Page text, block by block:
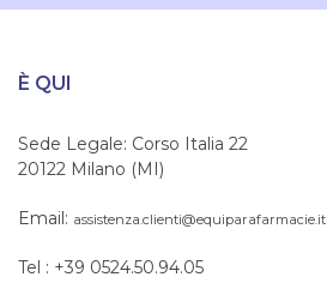
È QUI
Sede Legale: Corso Italia 22
20122 Milano (MI)
Email: assistenza.clienti@equiparafarmacie.it
Tel : +39 0524.50.94.05